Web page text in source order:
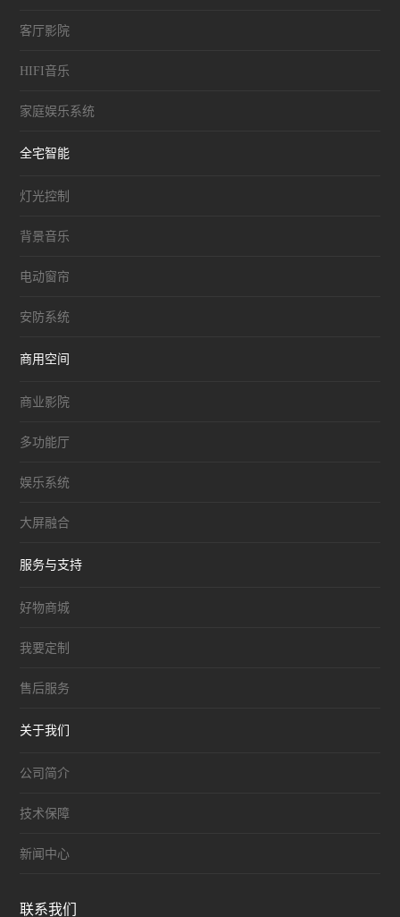
客厅影院
HIFI音乐
家庭娱乐系统
全宅智能
灯光控制
背景音乐
电动窗帘
安防系统
商用空间
商业影院
多功能厅
娱乐系统
大屏融合
服务与支持
好物商城
我要定制
售后服务
关于我们
公司简介
技术保障
新闻中心
联系我们